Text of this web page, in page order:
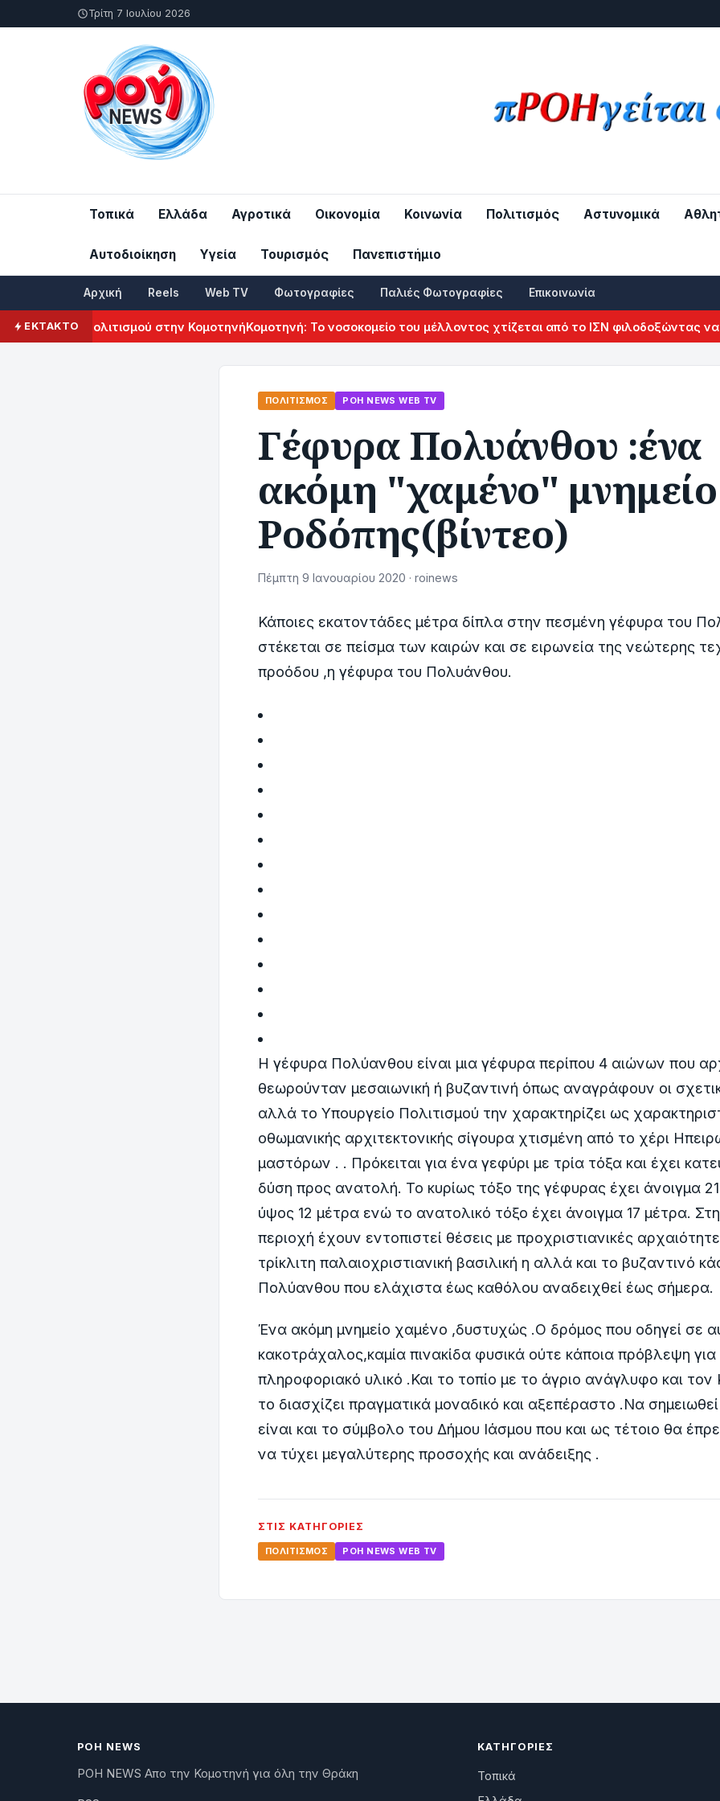
Τρίτη 7 Ιουλίου 2026
Τοπικά Ελλάδα Αγροτικά Οικονομία Κοινωνία Πολιτισμός Αστυνομικά
Αυτοδιοίκηση Υγεία Τουρισμός Πανεπιστήμιο
Αρχική Reels Web TV Φωτογραφίες Παλιές Φωτογραφίες Επικοινωνία
ΕΚΤΑΚΤΟΠολιτισμού στην ΚομοτηνήΚομοτηνή: Το νοσοκομείο του μέλλοντος χτίζεται από το ΙΣΝ φιλοδοξώντας να
ΠΟΛΙΤΙΣΜΌΣ ΡΟΗ ΝEWS WEB TV
Γέφυρα Πολυάνθου :ένα
ακόμη "χαμένο"
Ροδόπης(βίντεο)
Πέμπτη 9 Ιανουαρίου 2020 · roinews
Κάποιες εκατοντάδες μέτρα δίπλα στην πεσμένη γέφυρα του
στέκεται σε πείσμα των καιρών και σε ειρωνεία της νεώτερης
προόδου ,η γέφυρα του Πολυάνθου.
H γέφυρα Πολύανθου είναι μια γέφυρα περίπου 4 αιώνων που
θεωρούνταν μεσαιωνική ή βυζαντινή όπως αναγράφουν οι
αλλά το Υπουργείο Πολιτισμού την χαρακτηρίζει ως
οθωμανικής αρχιτεκτονικής σίγουρα χτισμένη από το χέρι
μαστόρων . . Πρόκειται για ένα γεφύρι με τρία τόξα και έχει
δύση προς ανατολή. Το κυρίως τόξο της γέφυρας έχει άνοιγμα
ύψος 12 μέτρα ενώ το ανατολικό τόξο έχει άνοιγμα 17 μέτρα.
περιοχή έχουν εντοπιστεί θέσεις με προχριστιανικές
τρίκλιτη παλαιοχριστιανική βασιλική η αλλά και το βυζαντινό
Πολύανθου που ελάχιστα έως καθόλου αναδειχθεί έως σήμερα.
Ένα ακόμη μνημείο χαμένο ,δυστυχώς .Ο δρόμος που οδηγεί σε
κακοτράχαλος,καμία πινακίδα φυσικά ούτε κάποια πρόβλεψη για
πληροφοριακό υλικό .Και το τοπίο με το άγριο ανάγλυφο και
το διασχίζει πραγματικά μοναδικό και αξεπέραστο .Να
είναι και το σύμβολο του Δήμου Ιάσμου που και ως τέτοιο θα
να τύχει μεγαλύτερης προσοχής και ανάδειξης .
ΣΤΙΣ ΚΑΤΗΓΟΡΊΕΣ
ΠΟΛΙΤΙΣΜΌΣ ΡΟΗ ΝEWS WEB TV
ΡΟΗ NEWS
ΡΟΗ NEWS Απο την Κομοτηνή για όλη την Θράκη
ΚΑΤΗΓΟΡΊΕΣ
Τοπικά